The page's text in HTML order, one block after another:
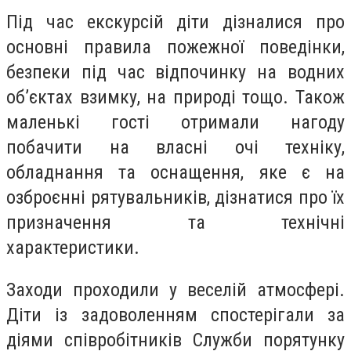
Під час екскурсій діти дізналися про
основні правила пожежної поведінки,
безпеки під час відпочинку на водних
об’єктах взимку, на природі тощо. Також
маленькі гості отримали нагоду
побачити на власні очі техніку,
обладнання та оснащення, яке є на
озброєнні рятувальників, дізнатися про їх
призначення та технічні
характеристики.
Заходи проходили у веселій атмосфері.
Діти із задоволенням спостерігали за
діями співробітників Служби порятунку